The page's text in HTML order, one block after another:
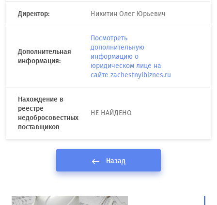
Директор: Никитин Олег Юрьевич
Дополнительная
информация:
Посмотреть
дополнительную
информацию о
юридическом лице на
сайте zachestnyibiznes.ru
Нахождение в
реестре
недобросовестных
поставщиков
НЕ НАЙДЕНО
Назад